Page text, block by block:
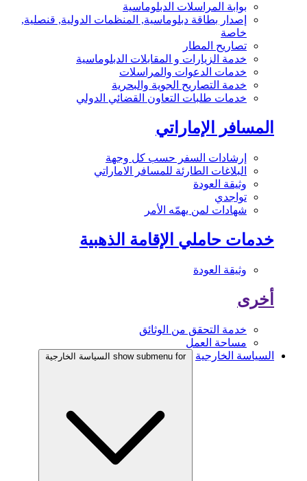
بوابة المراسلات الدبلوماسية
إصدار بطاقة دبلوماسية, المنظمات الدولية, قنصلية,
خاصة
تصاريح المطار
خدمة الزيارات و المقابلات الدبلوماسية
خدمات الدعوات والمراسلات
خدمة التصاريح الجوية والبحرية
خدمات طلبات التعاون القضائي الدولي
المسافر الإماراتي
إرشادات السفر حسب كل وجهة
البلاغات الطارئة للمسافر الاماراتي
وثيقة العودة
تواجدي
شهادات لمن يهمّه الأمر
خدمات حاملي الإقامة الذهبية
وثيقة العودة
أخرى
خدمة التحقق من الوثائق
مساحة العمل
السياسة الخارجية
show submenu for السياسة الخارجية